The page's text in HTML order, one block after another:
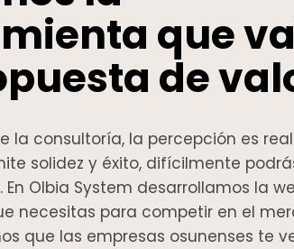
que
de
la consultoría, la percepción es
solidez y éxito, difícilmente
En Olbia System desarrollamos la
necesitas para competir en el
que las empresas osunenses te